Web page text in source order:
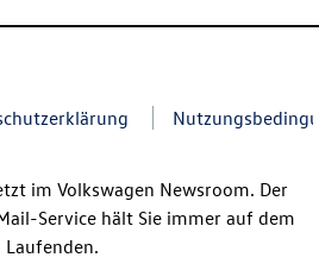
im Volkswagen Newsroom. Der
Service hält Sie immer auf dem
Laufenden.